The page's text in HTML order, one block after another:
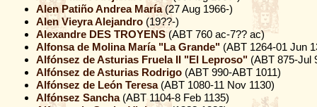
Alen Patiño Andrea María(27 Aug 1966-)
Alen Vieyra Alejandro (19??-)
Alexandre DES TROYENS(ABT 760 ac-7?? ac)
Alfonsa de Molina María "La Grande" (ABT 1264-01 Jun
Alfónsez de Asturias Fruela II "El Leproso" (ABT 875-Jul
Alfónsez de Asturias Rodrigo (ABT 990-ABT 1011)
Alfónsez de León Teresa(ABT 1080-11 Nov 1130)
Alfónsez Sancha(ABT 1104-8 Feb 1135)